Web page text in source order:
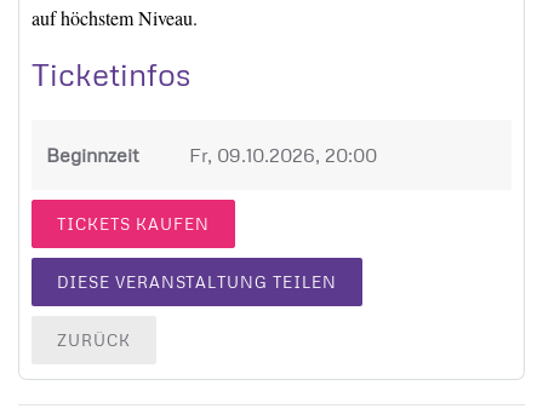
auf höchstem Niveau.
Ticketinfos
Beginnzeit Fr, 09.10.2026, 20:00
TICKETS KAUFEN
DIESE VERANSTALTUNG TEILEN
ZURÜCK